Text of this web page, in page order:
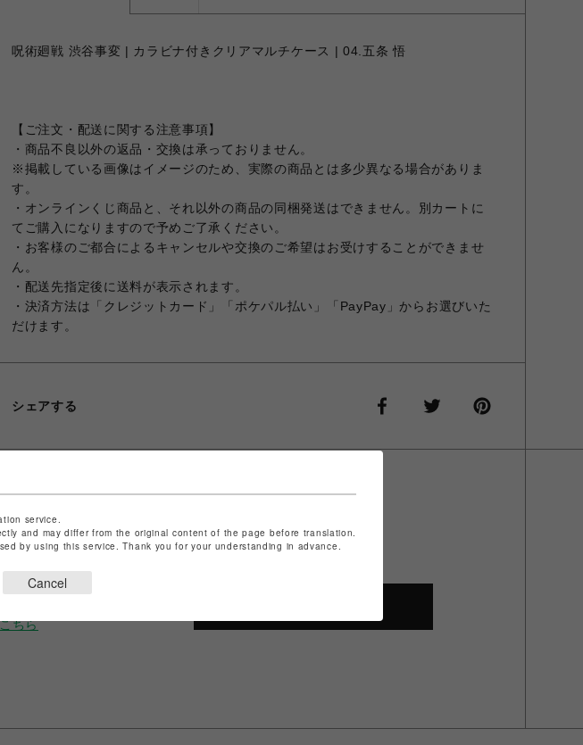
呪術廻戦 渋谷事変 | カラビナ付きクリアマルチケース | 04.五条 悟
【ご注文・配送に関する注意事項】
・商品不良以外の返品・交換は承っておりません。
※掲載している画像はイメージのため、実際の商品とは多少異なる場合がありま
す。
・オンラインくじ商品と、それ以外の商品の同梱発送はできません。別カートに
てご購入になりますので予めご了承ください。
・お客様のご都合によるキャンセルや交換のご希望はお受けすることができませ
ん。
・配送先指定後に送料が表示されます。
・決済方法は「クレジットカード」「ポケパル払い」「PayPay」からお選びいた
だけます。
シェアする
ちら
service.
and may differ from the original content of the page before translation.
by using this service. Thank you for your understanding in advance.
Cancel